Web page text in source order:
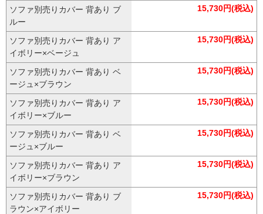
ソファ別売りカバー 背あり ブ
ルー
15,730円(税込)
ソファ別売りカバー 背あり ア
イボリー×ベージュ
15,730円(税込)
ソファ別売りカバー 背あり ベ
ージュ×ブラウン
15,730円(税込)
ソファ別売りカバー 背あり ア
イボリー×ブルー
15,730円(税込)
ソファ別売りカバー 背あり ベ
ージュ×ブルー
15,730円(税込)
ソファ別売りカバー 背あり ア
イボリー×ブラウン
15,730円(税込)
ソファ別売りカバー 背あり ブ
ラウン×アイボリー
15,730円(税込)